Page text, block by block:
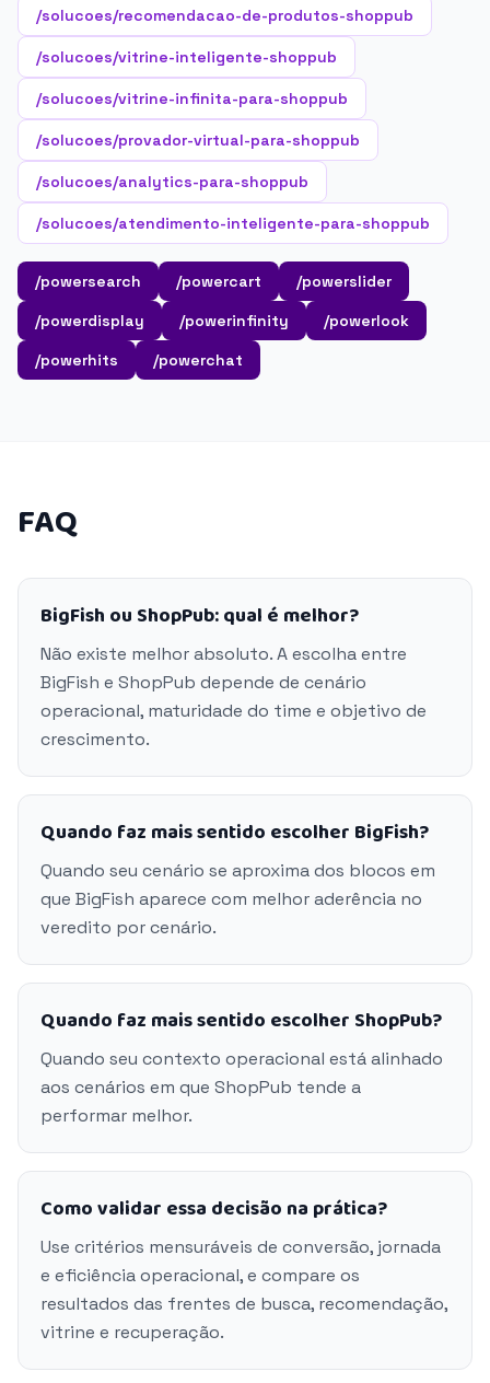
/solucoes/recomendacao-de-produtos-shoppub
/solucoes/vitrine-inteligente-shoppub
/solucoes/vitrine-infinita-para-shoppub
/solucoes/provador-virtual-para-shoppub
/solucoes/analytics-para-shoppub
/solucoes/atendimento-inteligente-para-shoppub
/powersearch /powercart
/powerslider
/powerdisplay
/powerinfinity
/powerlook
/powerhits
/powerchat
FAQ
BigFish ou ShopPub: qual é melhor?
Não existe melhor absoluto. A escolha entre
BigFish e ShopPub depende de cenário
operacional, maturidade do time e objetivo de
crescimento.
Quando faz mais sentido escolher BigFish?
Quando seu cenário se aproxima dos blocos em
que BigFish aparece com melhor aderência no
veredito por cenário.
Quando faz mais sentido escolher ShopPub?
Quando seu contexto operacional está alinhado
aos cenários em que ShopPub tende a
performar melhor.
Como validar essa decisão na prática?
Use critérios mensuráveis de conversão, jornada
e eficiência operacional, e compare os
resultados das frentes de busca, recomendação,
vitrine e recuperação.